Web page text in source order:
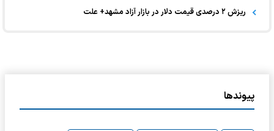
ریزش ۲ درصدی قیمت دلار در بازار آزاد مشهد+ علت
پیوندها